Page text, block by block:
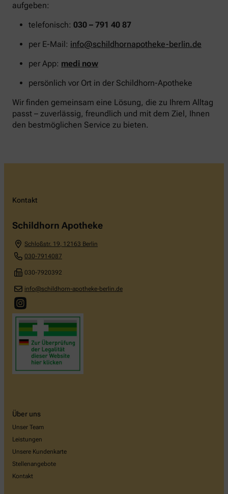
aufgeben:
telefonisch: 030 – 791 40 87
per E-Mail: info@schildhornapotheke-berlin.de
per App: medi now
persönlich vor Ort in der Schildhorn-Apotheke
Wir finden gemeinsam eine Lösung, die zu Ihrem Alltag
passt – zuverlässig, freundlich und mit dem Ziel, Ihnen
den bestmöglichen Service zu bieten.
Kontakt
Schildhorn Apotheke
Schloßstr. 19, 12163 Berlin
030-7914087
030-7920392
info@schildhorn-apotheke-berlin.de
Über uns
Unser Team
Leistungen
Unsere Kundenkarte
Stellenangebote
Kontakt